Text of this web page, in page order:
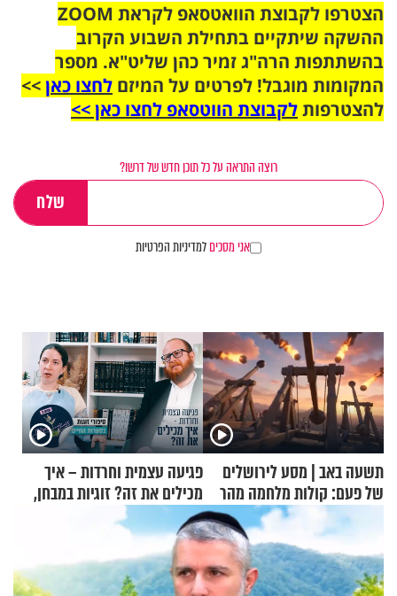
הצטרפו לקבוצת הוואטסאפ לקראת ZOOM
ההשקה שיתקיים בתחילת השבוע הקרוב
בהשתתפות הרה"ג זמיר כהן שליט"א. מספר
המקומות מוגבל! לפרטים על המיזם לחצו כאן>>
להצטרפותלקבוצת הווטסאפ לחצו כאן >>
רוצה התראה על כל תוכן חדש של דרשו?
אני מסכיםלמדיניות הפרטיות
תשעה באב | מסע לירושלים
של פעם: קולות מלחמה מהר
הזיתים
פגיעה עצמית וחרדות – איך
מכילים את זה? זוגיות במבחן,
הפעם עם יהודית ואלתר כהן